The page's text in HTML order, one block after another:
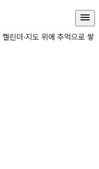
4가지 상세
캘린더·지도 위에 추억으로 쌓